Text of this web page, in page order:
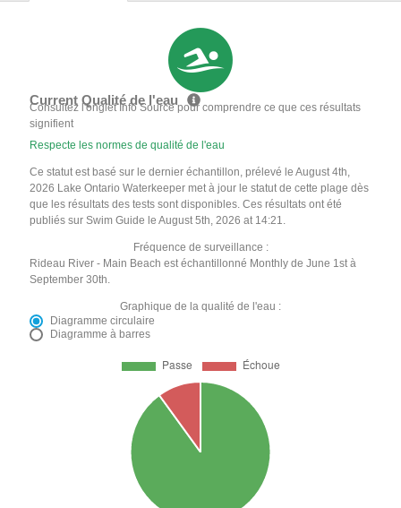
Current Qualité de l'eau
Consultez l'onglet Info Source pour comprendre ce que ces résultats
signifient
Respecte les normes de qualité de l'eau
Ce statut est basé sur le dernier échantillon, prélevé le August 4th,
2026 Lake Ontario Waterkeeper met à jour le statut de cette plage dès
que les résultats des tests sont disponibles. Ces résultats ont été
publiés sur Swim Guide le August 5th, 2026 at 14:21.
Fréquence de surveillance :
Rideau River - Main Beach est échantillonné Monthly de June 1st à
September 30th.
Graphique de la qualité de l'eau :
Diagramme circulaire
Diagramme à barres